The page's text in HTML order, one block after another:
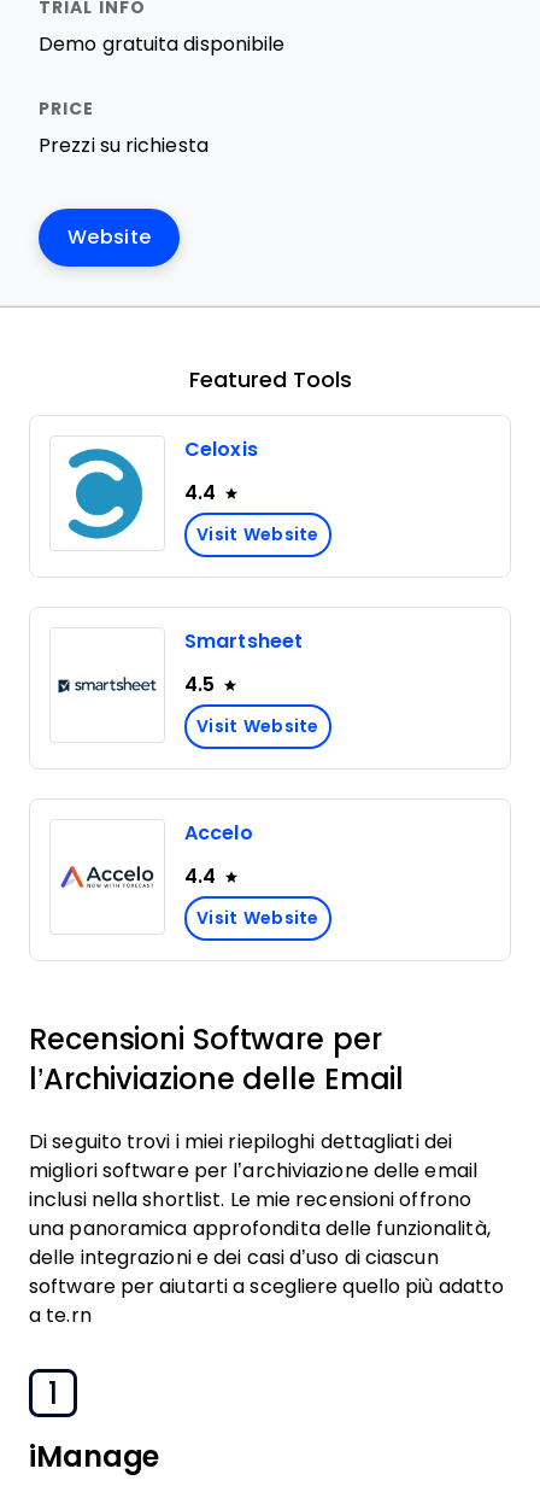
Demo gratuita disponibile
Prezzi su richiesta
Website
Featured Tools
Celoxis
4.4
Visit Website
Smartsheet
4.5
Visit Website
Accelo
4.4
Visit Website
Recensioni Software per
l’Archiviazione delle Email
Di seguito trovi i miei riepiloghi dettagliati dei
migliori software per l’archiviazione delle email
inclusi nella shortlist. Le mie recensioni offrono
una panoramica approfondita delle funzionalità,
delle integrazioni e dei casi d’uso di ciascun
software per aiutarti a scegliere quello più adatto
a te.rn
1
iManage